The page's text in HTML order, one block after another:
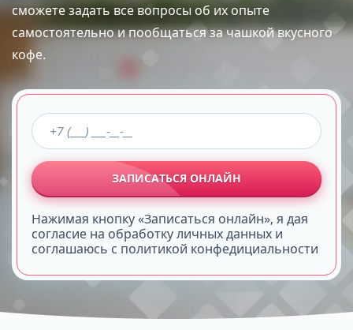
сможете задать все вопросы об их опыте
самостоятельно и пообщаться за чашкой вкусного
кофе.
ЗАПИСАТЬСЯ ОНЛАЙН
Нажимая кнопку «Записаться онлайн», я дая
согласие на обработку личных данных и
соглашаюсь с политикой конфедициальности